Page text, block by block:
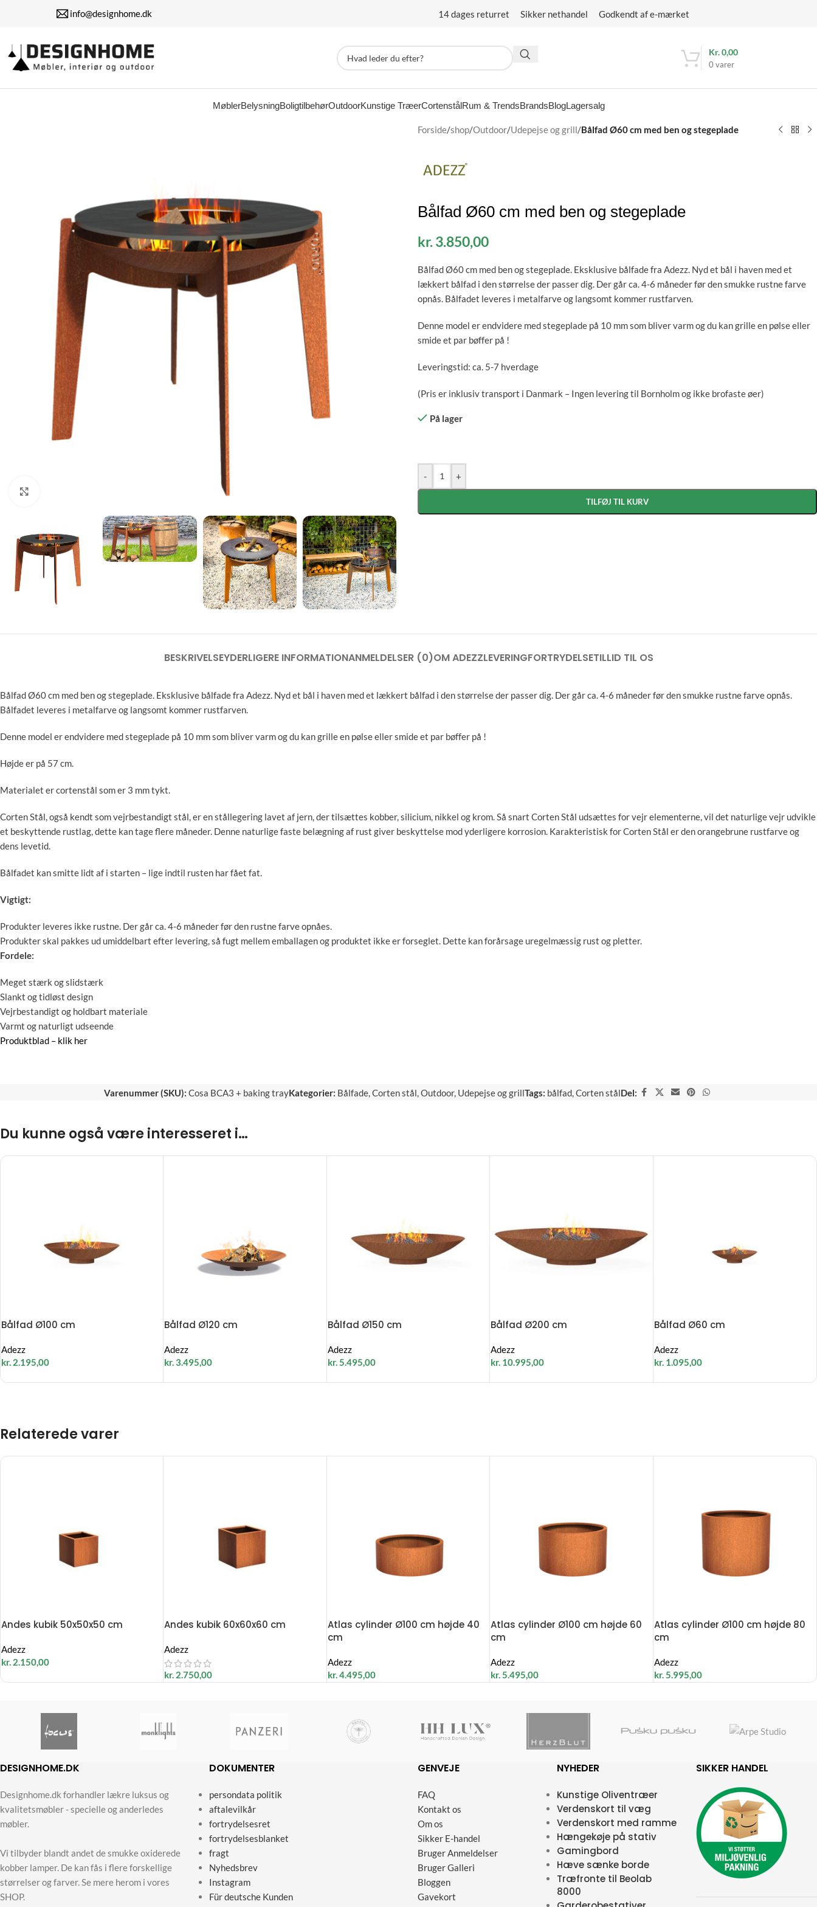
info@designhome.dk 14 dages returret Sikker nethandel Godkendt af e-mærket
0 varer
Kr.0,00
MøblerBelysningBoligtilbehørOutdoorKunstige TræerCortenstålRum & TrendsBrandsBlogLagersalg
Forside/shop/Outdoor/Udepejse og grill/Bålfad Ø60 cm med ben og stegeplade
Bålfad Ø60 cm med ben og stegeplade
kr. 3.850,00
Bålfad Ø60 cm med ben og stegeplade. Eksklusive bålfade fra Adezz. Nyd et bål i haven med et
lækkert bålfad i den størrelse der passer dig. Der går ca. 4-6 måneder før den smukke rustne farve
opnås. Bålfadet leveres i metalfarve og langsomt kommer rustfarven.
Denne model er endvidere med stegeplade på 10 mm som bliver varm og du kan grille en pølse eller
smide et par bøffer på !
Leveringstid: ca. 5-7 hverdage
(Pris er inklusiv transport i Danmark – Ingen levering til Bornholm og ikke brofaste øer)
På lager
- +
TILFØJ TIL KURV
BESKRIVELSEYDERLIGERE INFORMATIONANMELDELSER (0)OM ADEZZLEVERINGFORTRYDELSETILLID TIL OS
Bålfad Ø60 cm med ben og stegeplade. Eksklusive bålfade fra Adezz. Nyd et bål i haven med et lækkert bålfad i den størrelse der passer dig. Der går ca. 4-6 måneder før den smukke rustne farve opnås.
Bålfadet leveres i metalfarve og langsomt kommer rustfarven.
Denne model er endvidere med stegeplade på 10 mm som bliver varm og du kan grille en pølse eller smide et par bøffer på !
Højde er på 57 cm.
Materialet er cortenstål som er 3 mm tykt.
Corten Stål, også kendt som vejrbestandigt stål, er en stållegering lavet af jern, der tilsættes kobber, silicium, nikkel og krom. Så snart Corten Stål udsættes for vejr elementerne, vil det naturlige vejr udvikle
et beskyttende rustlag, dette kan tage flere måneder. Denne naturlige faste belægning af rust giver beskyttelse mod yderligere korrosion. Karakteristisk for Corten Stål er den orangebrune rustfarve og
dens levetid.
Bålfadet kan smitte lidt af i starten – lige indtil rusten har fået fat.
Vigtigt:
Produkter leveres ikke rustne. Der går ca. 4-6 måneder før den rustne farve opnåes.
Produkter skal pakkes ud umiddelbart efter levering, så fugt mellem emballagen og produktet ikke er forseglet. Dette kan forårsage uregelmæssig rust og pletter.
Fordele:
Meget stærk og slidstærk
Slankt og tidløst design
Vejrbestandigt og holdbart materiale
Varmt og naturligt udseende
Produktblad – klik her
Varenummer (SKU): Cosa BCA3 + baking trayKategorier: Bålfade,Corten stål,Outdoor, Udepejse og grillTags: bålfad,Corten stålDel:
Du kunne også være interesseret i…
Bålfad Ø100 cm
Adezz
kr. 2.195,00
Bålfad Ø120 cm
Adezz
kr.3.495,00
Bålfad Ø150 cm
Adezz
kr.5.495,00
Bålfad Ø200 cm
Adezz
kr. 10.995,00
Bålfad Ø60 cm
Adezz
kr.1.095,00
Relaterede varer
Andes kubik 50x50x50 cm
Adezz
kr. 2.150,00
Andes kubik 60x60x60 cm
Adezz
kr. 2.750,00
Atlas cylinder Ø100 cm højde 40
cm
Adezz
kr.4.495,00
Atlas cylinder Ø100 cm højde 60
cm
Adezz
kr.5.495,00
Atlas cylinder Ø100 cm højde 80
cm
Adezz
kr.5.995,00
DESIGNHOME.DK
Designhome.dk forhandler lækre luksus og
kvalitetsmøbler - specielle og anderledes
møbler.
Vi tilbyder blandt andet de smukke oxiderede
kobber lamper. De kan fås i flere forskellige
størrelser og farver. Se mere herom i vores
SHOP.
DOKUMENTER
persondata politik
aftalevilkår
fortrydelsesret
fortrydelsesblanket
fragt
Nyhedsbrev
Instagram
Für deutsche Kunden
GENVEJE
FAQ
Kontakt os
Om os
Sikker E-handel
Bruger Anmeldelser
Bruger Galleri
Bloggen
Gavekort
NYHEDER
Kunstige Oliventræer
Verdenskort til væg
Verdenskort med ramme
Hængekøje på stativ
Gamingbord
Hæve sænke borde
Træfronte til Beolab
8000
SIKKER HANDEL